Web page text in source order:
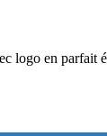
logo en parfait